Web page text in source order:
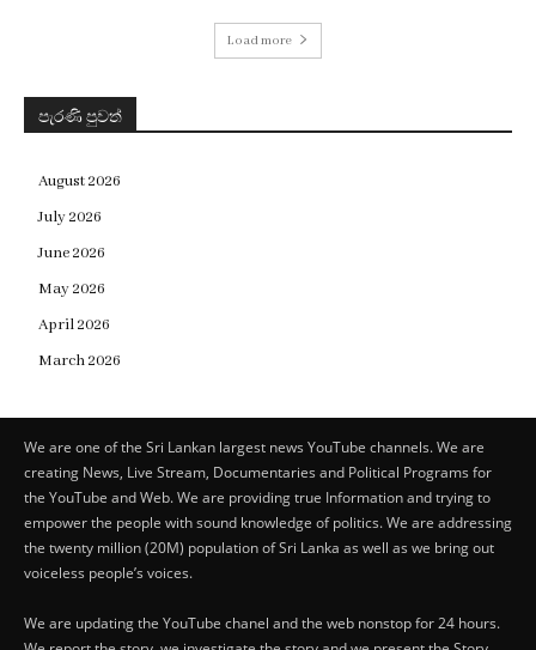
Load more
පැරණි පුවත්
August 2026
July 2026
June 2026
May 2026
April 2026
March 2026
We are one of the Sri Lankan largest news YouTube channels. We are
creating News, Live Stream, Documentaries and Political Programs for
the YouTube and Web. We are providing true Information and trying to
empower the people with sound knowledge of politics. We are addressing
the twenty million (20M) population of Sri Lanka as well as we bring out
voiceless people’s voices.
We are updating the YouTube chanel and the web nonstop for 24 hours.